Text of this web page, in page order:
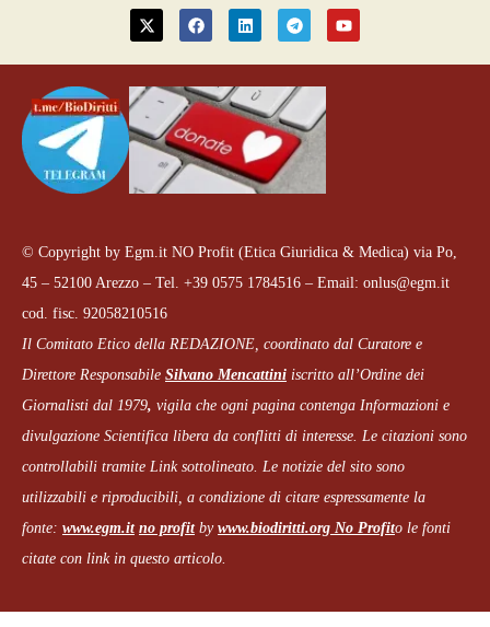
© Copyright by Egm.it NO Profit (Etica Giuridica & Medica) via Po,
45 – 52100 Arezzo – Tel. +39 0575 1784516 – Email: onlus@egm.it
cod. fisc. 92058210516
Il Comitato Etico della REDAZIONE, coordinato dal Curatore e
Direttore Responsabile Silvano Mencattini iscritto all’Ordine dei
Giornalisti dal 1979, vigila che ogni pagina contenga Informazioni e
divulgazione Scientifica libera da conflitti di interesse. Le citazioni sono
controllabili tramite Link sottolineato. Le notizie del sito sono
utilizzabili e riproducibili, a condizione di citare espressamente la
fonte: www.egm.it no profitby www.biodiritti.org No Profito le fonti
citate con link in questo articolo.